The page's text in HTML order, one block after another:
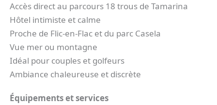
Accès direct au parcours 18 trous de Tamarina
Hôtel intimiste et calme
Proche de Flic-en-Flac et du parc Casela
Vue mer ou montagne
Idéal pour couples et golfeurs
Ambiance chaleureuse et discrète
Équipements et services